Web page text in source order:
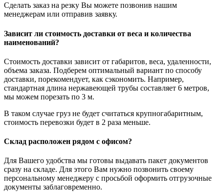
Сделать заказ на резку Вы можете позвонив нашим
менеджерам или отправив заявку.
Зависит ли стоимость доставки от веса и количества
наименований?
Стоимость доставки зависит от габаритов, веса, удаленности,
объема заказа. Подберем оптимальный вариант по способу
доставки, порекомендует, как сэкономить. Например,
стандартная длина нержавеющей трубы составляет 6 метров,
мы можем порезать по 3 м.
В таком случае груз не будет считаться крупногабаритным,
стоимость перевозки будет в 2 раза меньше.
Склад расположен рядом с офисом?
Для Вашего удобства мы готовы выдавать пакет документов
сразу на складе. Для этого Вам нужно позвонить своему
персональному менеджеру с просьбой оформить отгрузочные
документы заблаговременно.